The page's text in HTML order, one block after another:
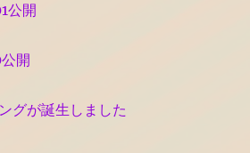
公開
開
グが誕生しました